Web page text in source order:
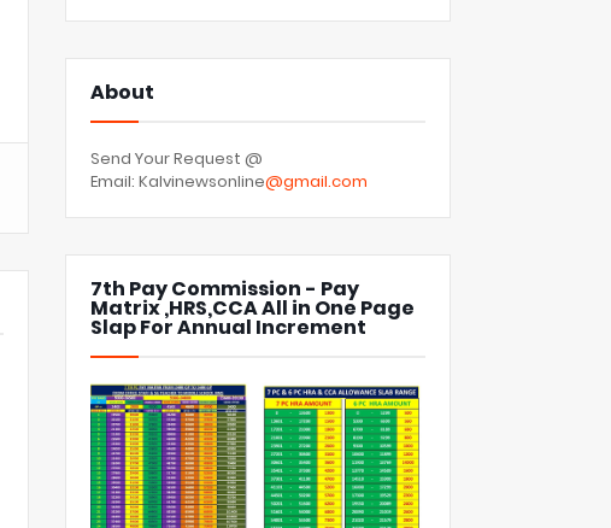
About
Send Your Request @
Email: Kalvinewsonline@gmail.com
7th Pay Commission - Pay
Matrix ,HRS,CCA All in One Page
Slap For Annual Increment